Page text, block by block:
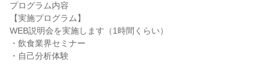
プログラム内容
【実施プログラム】
WEB説明会を実施します（1時間くらい）
・飲食業界セミナー
・自己分析体験